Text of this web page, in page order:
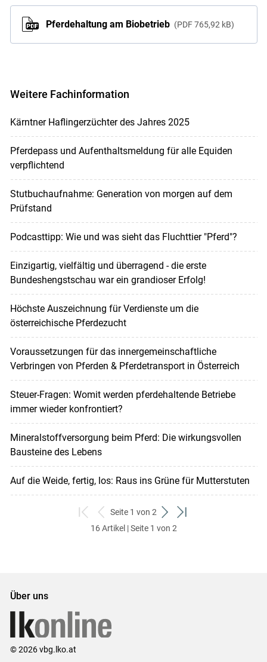
Pferdehaltung am Biobetrieb PDF 765,92 kB
Weitere Fachinformation
Kärntner Haflingerzüchter des Jahres 2025
Pferdepass und Aufenthaltsmeldung für alle Equiden
verpflichtend
Stutbuchaufnahme: Generation von morgen auf dem
Prüfstand
Podcasttipp: Wie und was sieht das Fluchttier "Pferd"?
Einzigartig, vielfältig und überragend - die erste
Bundeshengstschau war ein grandioser Erfolg!
Höchste Auszeichnung für Verdienste um die
österreichische Pferdezucht
Voraussetzungen für das innergemeinschaftliche
Verbringen von Pferden & Pferdetransport in Österreich
Steuer-Fragen: Womit werden pferdehaltende Betriebe
immer wieder konfrontiert?
Mineralstoffversorgung beim Pferd: Die wirkungsvollen
Bausteine des Lebens
Auf die Weide, fertig, los: Raus ins Grüne für Mutterstuten
zum
ersten
zurück
zum
Seite 1 von 2
weiter
zum
zum
16 Artikel | Seite 1 von 2
Über uns
© 2026 vbg.lko.at